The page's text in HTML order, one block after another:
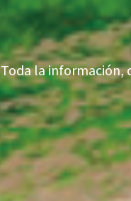
Toda la información,